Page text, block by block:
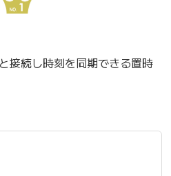
接続し時刻を同期できる置時